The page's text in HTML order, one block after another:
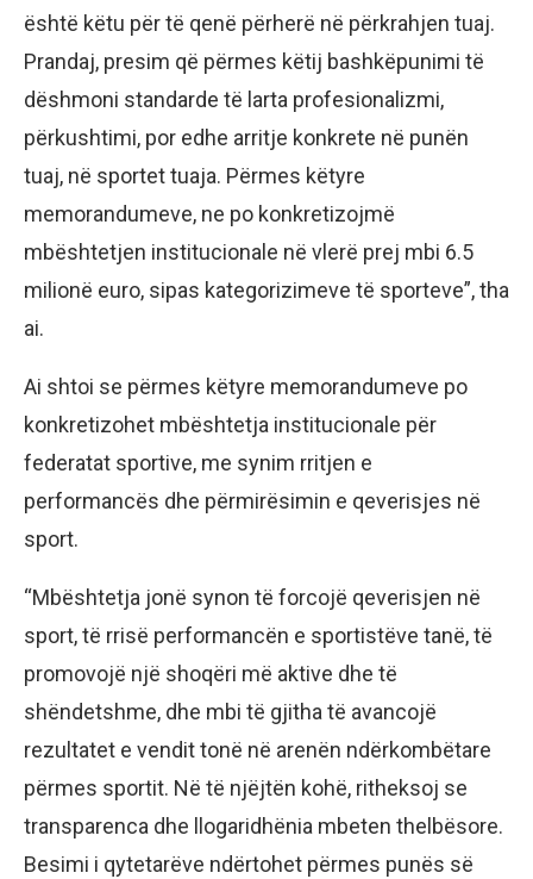
është këtu për të qenë përherë në përkrahjen tuaj.
Prandaj, presim që përmes këtij bashkëpunimi të
dëshmoni standarde të larta profesionalizmi,
përkushtimi, por edhe arritje konkrete në punën
tuaj, në sportet tuaja. Përmes këtyre
memorandumeve, ne po konkretizojmë
mbështetjen institucionale në vlerë prej mbi 6.5
milionë euro, sipas kategorizimeve të sporteve”, tha
ai.
Ai shtoi se përmes këtyre memorandumeve po
konkretizohet mbështetja institucionale për
federatat sportive, me synim rritjen e
performancës dhe përmirësimin e qeverisjes në
sport.
“Mbështetja jonë synon të forcojë qeverisjen në
sport, të rrisë performancën e sportistëve tanë, të
promovojë një shoqëri më aktive dhe të
shëndetshme, dhe mbi të gjitha të avancojë
rezultatet e vendit tonë në arenën ndërkombëtare
përmes sportit. Në të njëjtën kohë, ritheksoj se
transparenca dhe llogaridhënia mbeten thelbësore.
Besimi i qytetarëve ndërtohet përmes punës së